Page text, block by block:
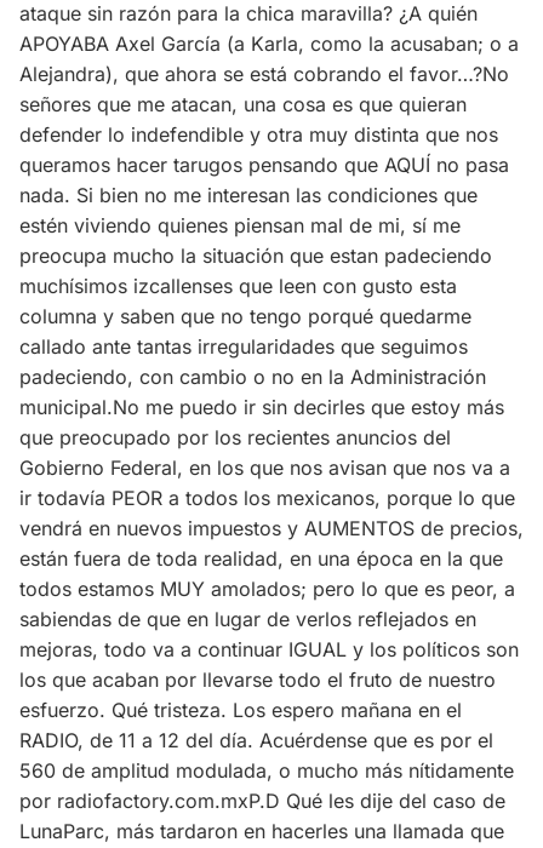
ataque sin razón para la chica maravilla? ¿A quién
APOYABA Axel García (a Karla, como la acusaban; o a
Alejandra), que ahora se está cobrando el favor…?No
señores que me atacan, una cosa es que quieran
defender lo indefendible y otra muy distinta que nos
queramos hacer tarugos pensando que AQUÍ no pasa
nada. Si bien no me interesan las condiciones que
estén viviendo quienes piensan mal de mi, sí me
preocupa mucho la situación que estan padeciendo
muchísimos izcallenses que leen con gusto esta
columna y saben que no tengo porqué quedarme
callado ante tantas irregularidades que seguimos
padeciendo, con cambio o no en la Administración
municipal.No me puedo ir sin decirles que estoy más
que preocupado por los recientes anuncios del
Gobierno Federal, en los que nos avisan que nos va a
ir todavía PEOR a todos los mexicanos, porque lo que
vendrá en nuevos impuestos y AUMENTOS de precios,
están fuera de toda realidad, en una época en la que
todos estamos MUY amolados; pero lo que es peor, a
sabiendas de que en lugar de verlos reflejados en
mejoras, todo va a continuar IGUAL y los políticos son
los que acaban por llevarse todo el fruto de nuestro
esfuerzo. Qué tristeza. Los espero mañana en el
RADIO, de 11 a 12 del día. Acuérdense que es por el
560 de amplitud modulada, o mucho más nítidamente
por radiofactory.com.mxP.D Qué les dije del caso de
LunaParc, más tardaron en hacerles una llamada que